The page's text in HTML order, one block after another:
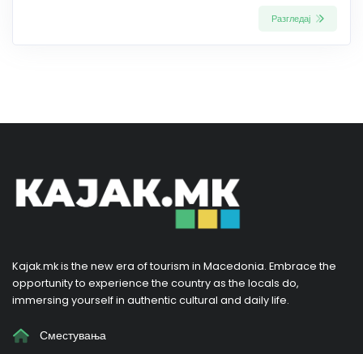
Разгледај
Kajak.mk is the new era of tourism in Macedonia. Embrace the
opportunity to experience the country as the locals do,
immersing yourself in authentic cultural and daily life.
Сместувања